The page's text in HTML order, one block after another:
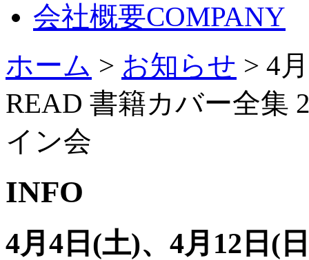
会社概要COMPANY
ホーム > お知らせ > 4
READ 書籍カバー全集
イン会
INFO
4月4日(土)、4月12日(